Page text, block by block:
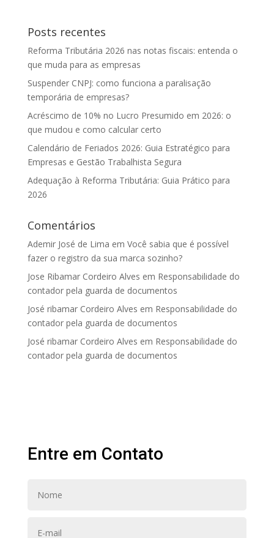
Posts recentes
Reforma Tributária 2026 nas notas fiscais: entenda o
que muda para as empresas
Suspender CNPJ: como funciona a paralisação
temporária de empresas?
Acréscimo de 10% no Lucro Presumido em 2026: o
que mudou e como calcular certo
Calendário de Feriados 2026: Guia Estratégico para
Empresas e Gestão Trabalhista Segura
Adequação à Reforma Tributária: Guia Prático para
2026
Comentários
Ademir José de Lima em Você sabia que é possível
fazer o registro da sua marca sozinho?
Jose Ribamar Cordeiro Alves em Responsabilidade do
contador pela guarda de documentos
José ribamar Cordeiro Alves em Responsabilidade do
contador pela guarda de documentos
José ribamar Cordeiro Alves em Responsabilidade do
contador pela guarda de documentos
Entre em Contato